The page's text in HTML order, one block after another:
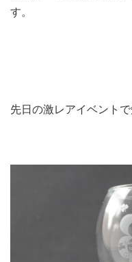
す。
先日の激レアイベント